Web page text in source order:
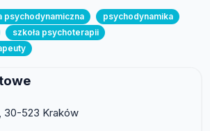
psychodynamiczna
psychodynamika
szkoła psychoterapii
30-523 Kraków